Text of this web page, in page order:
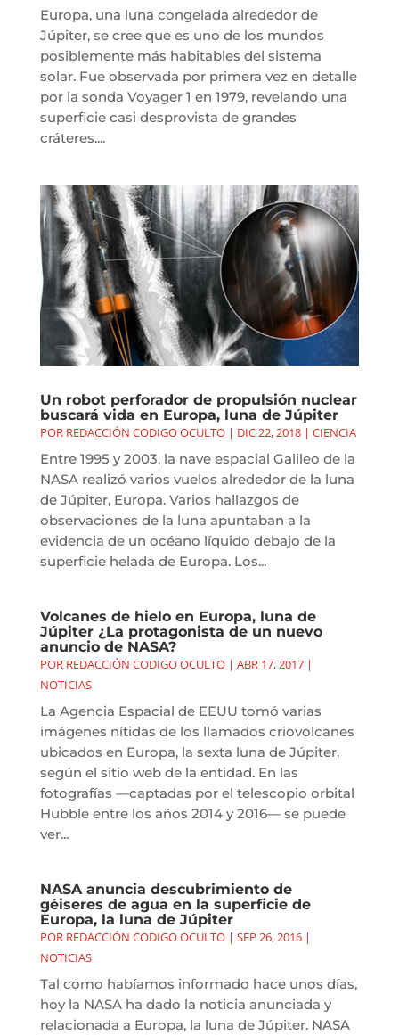
Europa, una luna congelada alrededor de
Júpiter, se cree que es uno de los mundos
posiblemente más habitables del sistema
solar. Fue observada por primera vez en detalle
por la sonda Voyager 1 en 1979, revelando una
superficie casi desprovista de grandes
cráteres....
Un robot perforador de propulsión nuclear
buscará vida en Europa, luna de Júpiter
POR REDACCIÓN CODIGO OCULTO| DIC 22, 2018| CIENCIA
Entre 1995 y 2003, la nave espacial Galileo de la
NASA realizó varios vuelos alrededor de la luna
de Júpiter, Europa. Varios hallazgos de
observaciones de la luna apuntaban a la
evidencia de un océano líquido debajo de la
superficie helada de Europa. Los...
Volcanes de hielo en Europa, luna de
Júpiter ¿La protagonista de un nuevo
anuncio de NASA?
POR REDACCIÓN CODIGO OCULTO| ABR 17, 2017|
NOTICIAS
La Agencia Espacial de EEUU tomó varias
imágenes nítidas de los llamados criovolcanes
ubicados en Europa, la sexta luna de Júpiter,
según el sitio web de la entidad. En las
fotografías —captadas por el telescopio orbital
Hubble entre los años 2014 y 2016— se puede
ver...
NASA anuncia descubrimiento de
géiseres de agua en la superficie de
Europa, la luna de Júpiter
POR REDACCIÓN CODIGO OCULTO| SEP 26, 2016|
NOTICIAS
Tal como habíamos informado hace unos días,
hoy la NASA ha dado la noticia anunciada y
relacionada a Europa, la luna de Júpiter. NASA